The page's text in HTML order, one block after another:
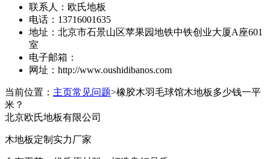
联系人：欧氏地板
电话：13716001635
地址：北京市石景山区苹果园地铁中铁创业大厦A座601
室
电子邮箱：
网址：http://www.oushidibanos.com
当前位置： 主页常见问题>橡胶木羽毛球馆木地板多少钱一平
米？
北京欧氏地板有限公司
木地板定制实力厂家